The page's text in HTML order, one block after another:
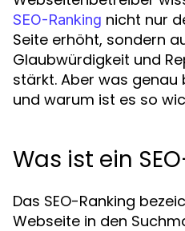
SEO-Ranking nicht nur
Seite erhöht, sondern
Glaubwürdigkeit und
stärkt. Aber was genau
und warum ist es so
Was ist ein
Das SEO-Ranking
Webseite in den